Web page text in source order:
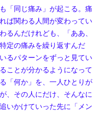
「同じ痛み」が起こる。痛
ば関わる人間が変わってい
るんだけれども、「ああ、
定の痛みを繰り返すんだ
るパターンをずっと見てい
ことが分かるようになって
「何か」を、一人ひとりが
、その人にだけ、そんなに
いかけていった先に「メン